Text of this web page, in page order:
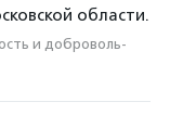
области.
и доброволь­